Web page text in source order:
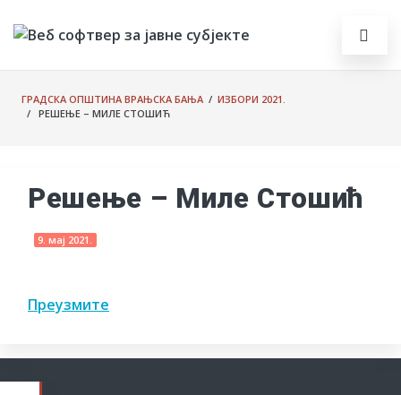
ГРАДСКА ОПШТИНА ВРАЊСКА БАЊА / ИЗБОРИ 2021.
/ РЕШЕЊЕ – МИЛЕ СТОШИЋ
Решење – Миле Стошић
9. мај 2021.
Преузмите